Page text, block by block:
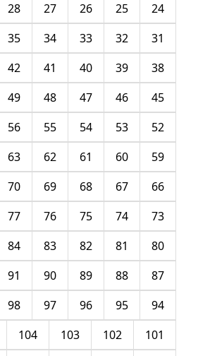
24
25
26
27
28
31
32
33
34
35
38
39
40
41
42
45
46
47
48
49
52
53
54
55
56
59
60
61
62
63
66
67
68
69
70
73
74
75
76
77
80
81
82
83
84
87
88
89
90
91
94
95
96
97
98
101
102
103
104